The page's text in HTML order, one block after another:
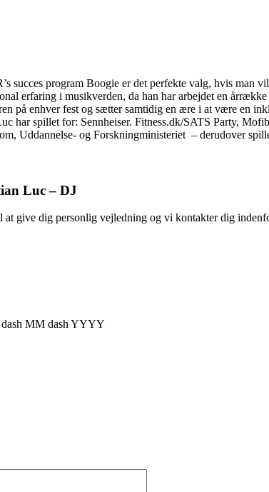
succes program Boogie er det perfekte valg, hvis man
erfaring i musikverden, da han har arbejdet en
på enhver fest og sætter samtidig en ære i at være en
har spillet for: Sennheiser. Fitness.dk/SATS Party,
Uddannelse- og Forskningministeriet – derudover
Luc – DJ
at give dig personlig vejledning og vi kontakter dig
MM dash YYYY